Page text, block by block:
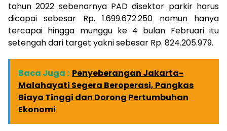
tahun 2022 sebenarnya PAD disektor parkir harus
dicapai sebesar Rp. 1.699.672.250 namun hanya
tercapai hingga munggu ke 4 bulan Februari itu
setengah dari target yakni sebesar Rp. 824.205.979.
Baca Juga : Penyeberangan Jakarta-
Malahayati Segera Beroperasi, Pangkas
Biaya Tinggi dan Dorong Pertumbuhan
Ekonomi